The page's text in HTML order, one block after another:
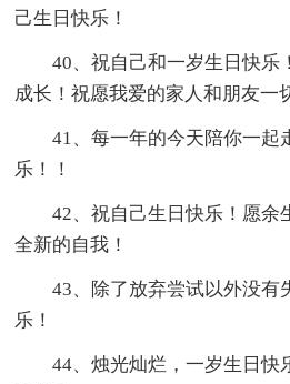
己生日快乐！
40、祝自己和一岁生日快乐
成长！祝愿我爱的家人和朋友一
41、每一年的今天陪你一起
乐！！
42、祝自己生日快乐！愿余
全新的自我！
43、除了放弃尝试以外没有
乐！
44、烛光灿烂，一岁生日快